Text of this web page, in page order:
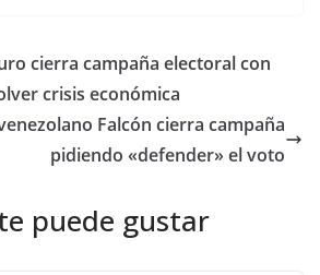
cierra campaña electoral con
crisis económica
Falcón cierra campaña
pidiendo «defender» el voto
puede gustar